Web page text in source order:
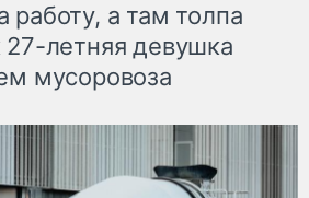
а там толпа
летняя девушка
мусоровоза